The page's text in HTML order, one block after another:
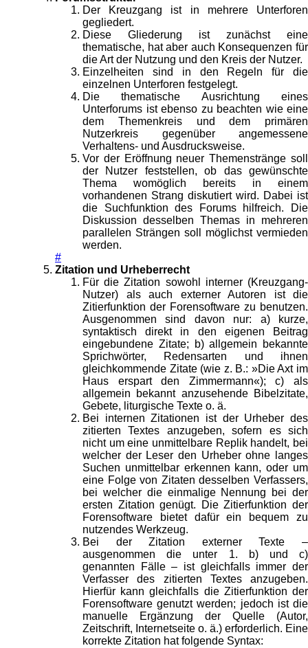
Der Kreuzgang ist in mehrere Unterforen
gegliedert.
Diese Gliederung ist zunächst eine
thematische, hat aber auch Konsequenzen für
die Art der Nutzung und den Kreis der Nutzer.
Einzelheiten sind in den Regeln für die
einzelnen Unterforen festgelegt.
Die thematische Ausrichtung eines
Unterforums ist ebenso zu beachten wie eine
dem Themenkreis und dem primären
Nutzerkreis gegenüber angemessene
Verhaltens- und Ausdrucksweise.
Vor der Eröffnung neuer Themenstränge soll
der Nutzer feststellen, ob das gewünschte
Thema womöglich bereits in einem
vorhandenen Strang diskutiert wird. Dabei ist
die Suchfunktion des Forums hilfreich. Die
Diskussion desselben Themas in mehreren
parallelen Strängen soll möglichst vermieden
werden.
#
Zitation und Urheberrecht
Für die Zitation sowohl interner (Kreuzgang-
Nutzer) als auch externer Autoren ist die
Zitierfunktion der Forensoftware zu benutzen.
Ausgenommen sind davon nur: a) kurze,
syntaktisch direkt in den eigenen Beitrag
eingebundene Zitate; b) allgemein bekannte
Sprichwörter, Redensarten und ihnen
gleichkommende Zitate (wie z. B.: »Die Axt im
Haus erspart den Zimmermann«); c) als
allgemein bekannt anzusehende Bibelzitate,
Gebete, liturgische Texte o. ä.
Bei internen Zitationen ist der Urheber des
zitierten Textes anzugeben, sofern es sich
nicht um eine unmittelbare Replik handelt, bei
welcher der Leser den Urheber ohne langes
Suchen unmittelbar erkennen kann, oder um
eine Folge von Zitaten desselben Verfassers,
bei welcher die einmalige Nennung bei der
ersten Zitation genügt. Die Zitierfunktion der
Forensoftware bietet dafür ein bequem zu
nutzendes Werkzeug.
Bei der Zitation externer Texte –
ausgenommen die unter 1. b) und c)
genannten Fälle – ist gleichfalls immer der
Verfasser des zitierten Textes anzugeben.
Hierfür kann gleichfalls die Zitierfunktion der
Forensoftware genutzt werden; jedoch ist die
manuelle Ergänzung der Quelle (Autor,
Zeitschrift, Internetseite o. ä.) erforderlich. Eine
korrekte Zitation hat folgende Syntax: